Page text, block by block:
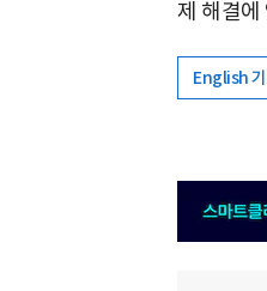
제 해결
English